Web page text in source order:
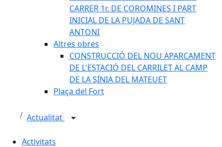
CARRER 1r. DE COROMINES I PART
INICIAL DE LA PUJADA DE SANT
ANTONI
Altres obres
CONSTRUCCIÓ DEL NOU APARCAMENT
DE L'ESTACIÓ DEL CARRILET AL CAMP
DE LA SÍNIA DEL MATEUET
Plaça del Fort
Actualitat
Activitats